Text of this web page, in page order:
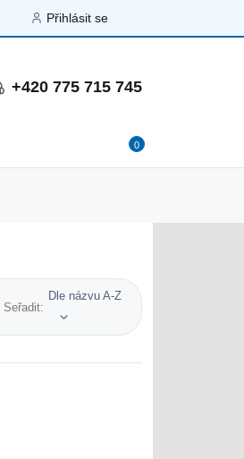
Přihlásit se
+420 775 715 745
0
Seřadit:
Dle názvu A-Z